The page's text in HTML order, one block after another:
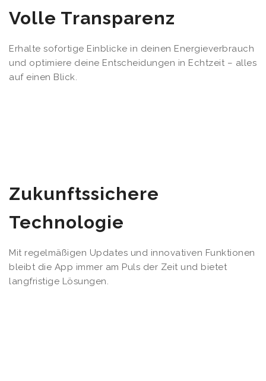
Volle Transparenz
Erhalte sofortige Einblicke in deinen Energieverbrauch
und optimiere deine Entscheidungen in Echtzeit – alles
auf einen Blick.
Zukunftssichere
Technologie
Mit regelmäßigen Updates und innovativen Funktionen
bleibt die App immer am Puls der Zeit und bietet
langfristige Lösungen.